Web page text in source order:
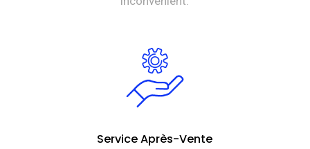
Service Après-Vente